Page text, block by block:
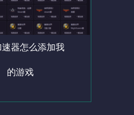
速器怎么添加我
的游戏